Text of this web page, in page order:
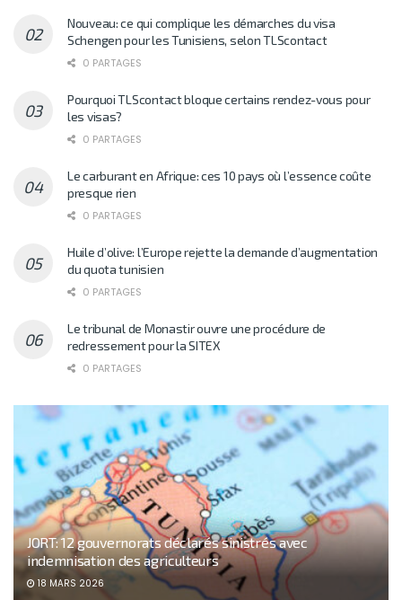
Nouveau: ce qui complique les démarches du visa
Schengen pour les Tunisiens, selon TLScontact
0 PARTAGES
Pourquoi TLScontact bloque certains rendez-vous pour
les visas?
0 PARTAGES
Le carburant en Afrique: ces 10 pays où l’essence coûte
presque rien
0 PARTAGES
Huile d’olive: l’Europe rejette la demande d’augmentation
du quota tunisien
0 PARTAGES
Le tribunal de Monastir ouvre une procédure de
redressement pour la SITEX
0 PARTAGES
JORT: 12 gouvernorats déclarés sinistrés avec
indemnisation des agriculteurs
18 MARS 2026